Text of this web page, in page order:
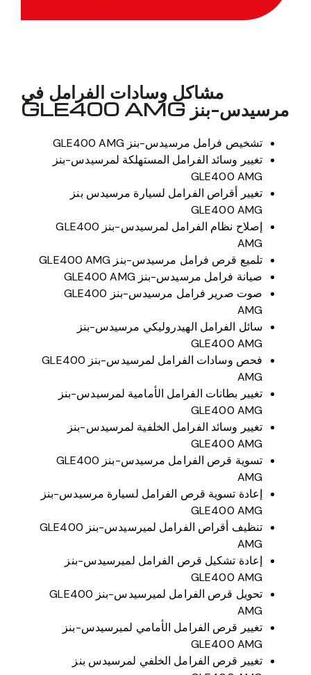
مشاكل وسادات الفرامل في
مرسيدس-بنز GLE400 AMG
تشخيص فرامل مرسيدس-بنز GLE400 AMG
تغيير وسائد الفرامل المستهلكة لمرسيدس-بنز
GLE400 AMG
تغيير أقراص الفرامل لسيارة مرسيدس بنز
GLE400 AMG
إصلاح نظام الفرامل لمرسيدس-بنز GLE400
AMG
تلميع قرص فرامل مرسيدس-بنز GLE400 AMG
صيانة فرامل مرسيدس-بنز GLE400 AMG
صوت صرير فرامل مرسيدس-بنز GLE400
AMG
سائل الفرامل الهيدروليكي مرسيدس-بنز
GLE400 AMG
فحص وسادات الفرامل لمرسيدس-بنز GLE400
AMG
تغيير بطانات الفرامل الأمامية لمرسيدس-بنز
GLE400 AMG
تغيير وسائد الفرامل الخلفية لمرسيدس-بنز
GLE400 AMG
تسوية قرص الفرامل مرسيدس-بنز GLE400
AMG
إعادة تسوية قرص الفرامل لسيارة مرسيدس-بنز
GLE400 AMG
تنظيف أقراص الفرامل لميرسيدس-بنز GLE400
AMG
إعادة تشكيل قرص الفرامل لميرسيدس-بنز
GLE400 AMG
تحويل قرص الفرامل لميرسيدس-بنز GLE400
AMG
تغيير قرص الفرامل الأمامي لميرسيدس-بنز
GLE400 AMG
تغيير قرص الفرامل الخلفي لمرسيدس بنز